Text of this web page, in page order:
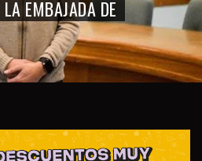
EMBAJADA DE